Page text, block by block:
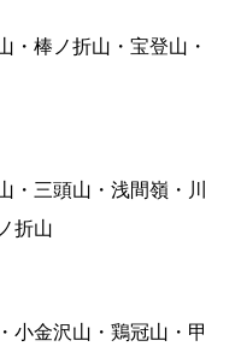
・棒ノ折山・宝登山・
・三頭山・浅間嶺・川
折山
小金沢山・鶏冠山・甲